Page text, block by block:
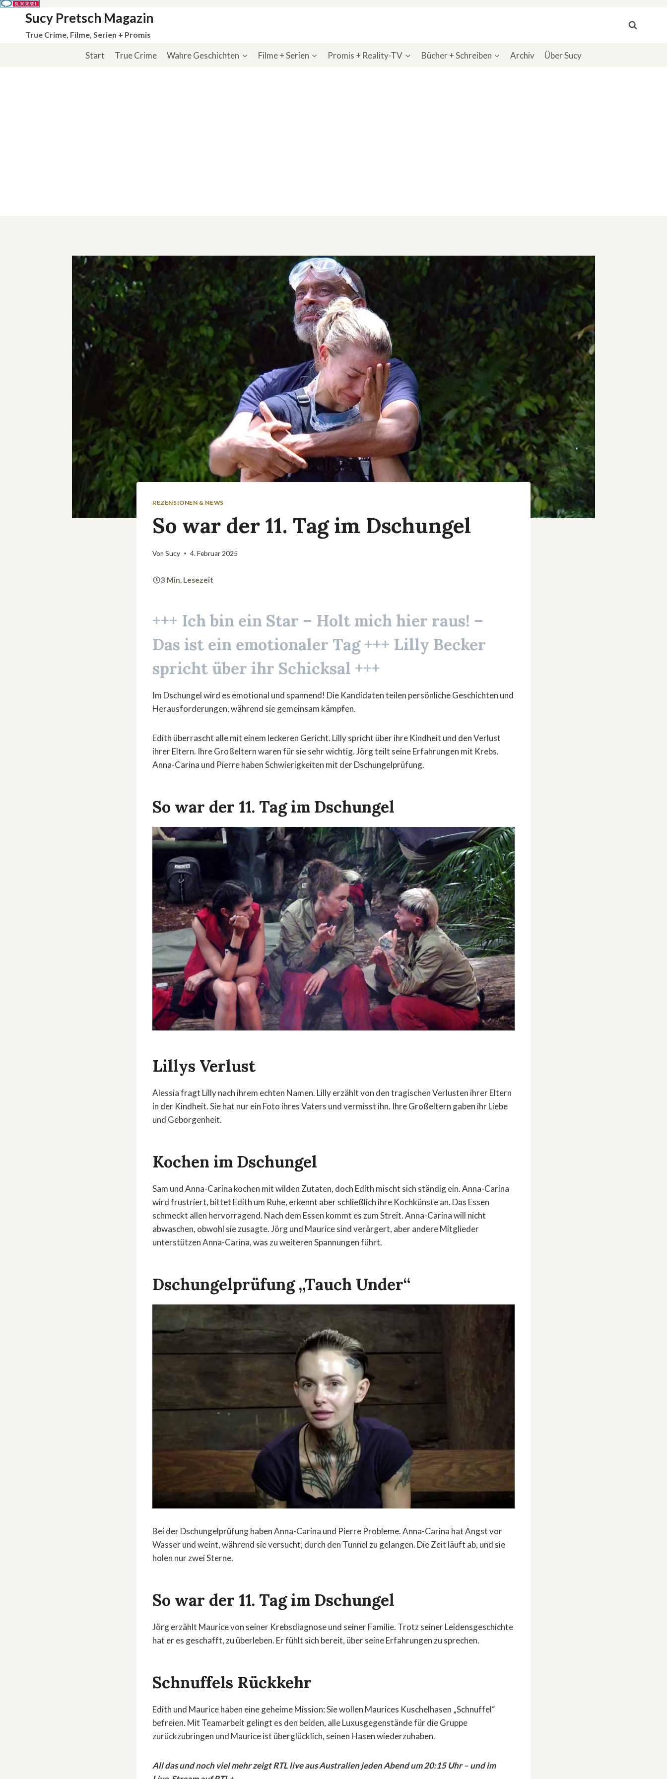
springen
Sucy Pretsch Magazin
True Crime, Filme, Serien + Promis
Start True Crime Wahre Geschichten Filme + Serien Promis + Reality-TV Bücher + Schreiben Archiv Über Sucy
REZENSIONEN & NEWS
So war der 11. Tag im Dschungel
Von Sucy 4. Februar 2025
3 Min. Lesezeit
+++ Ich bin ein Star – Holt mich hier raus! –
Das ist ein emotionaler Tag +++ Lilly Becker
spricht über ihr Schicksal +++
Im Dschungel wird es emotional und spannend! Die Kandidaten teilen persönliche Geschichten und
Herausforderungen, während sie gemeinsam kämpfen.
Edith überrascht alle mit einem leckeren Gericht. Lilly spricht über ihre Kindheit und den Verlust
ihrer Eltern. Ihre Großeltern waren für sie sehr wichtig. Jörg teilt seine Erfahrungen mit Krebs.
Anna-Carina und Pierre haben Schwierigkeiten mit der Dschungelprüfung.
So war der 11. Tag im Dschungel
Lillys Verlust
Alessia fragt Lilly nach ihrem echten Namen. Lilly erzählt von den tragischen Verlusten ihrer Eltern
in der Kindheit. Sie hat nur ein Foto ihres Vaters und vermisst ihn. Ihre Großeltern gaben ihr Liebe
und Geborgenheit.
Kochen im Dschungel
Sam und Anna-Carina kochen mit wilden Zutaten, doch Edith mischt sich ständig ein. Anna-Carina
wird frustriert, bittet Edith um Ruhe, erkennt aber schließlich ihre Kochkünste an. Das Essen
schmeckt allen hervorragend. Nach dem Essen kommt es zum Streit. Anna-Carina will nicht
abwaschen, obwohl sie zusagte. Jörg und Maurice sind verärgert, aber andere Mitglieder
unterstützen Anna-Carina, was zu weiteren Spannungen führt.
Dschungelprüfung „Tauch Under“
Bei der Dschungelprüfung haben Anna-Carina und Pierre Probleme. Anna-Carina hat Angst vor
Wasser und weint, während sie versucht, durch den Tunnel zu gelangen. Die Zeit läuft ab, und sie
holen nur zwei Sterne.
So war der 11. Tag im Dschungel
Jörg erzählt Maurice von seiner Krebsdiagnose und seiner Familie. Trotz seiner Leidensgeschichte
hat er es geschafft, zu überleben. Er fühlt sich bereit, über seine Erfahrungen zu sprechen.
Schnuffels Rückkehr
Edith und Maurice haben eine geheime Mission: Sie wollen Maurices Kuschelhasen „Schnuffel“
befreien. Mit Teamarbeit gelingt es den beiden, alle Luxusgegenstände für die Gruppe
zurückzubringen und Maurice ist überglücklich, seinen Hasen wiederzuhaben.
All das und noch viel mehr zeigt RTL live aus Australien jeden Abend um 20:15 Uhr – und im